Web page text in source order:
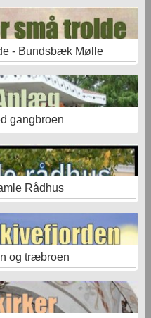
- Bundsbæk Mølle
gangbroen
Rådhus
og træbroen